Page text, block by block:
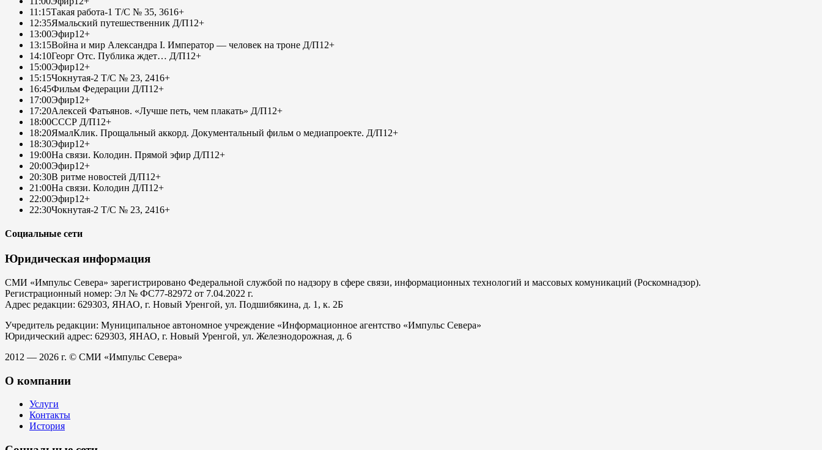
11:15Такая работа-1 Т/С № 35, 3616+
12:35Ямальский путешественник Д/П12+
13:00Эфир12+
13:15Война и мир Александра I. Император — человек на троне Д/П12+
14:10Георг Отс. Публика ждет… Д/П12+
15:00Эфир12+
15:15Чокнутая-2 Т/С № 23, 2416+
16:45Фильм Федерации Д/П12+
17:00Эфир12+
17:20Алексей Фатьянов. «Лучше петь, чем плакать» Д/П12+
18:00СССР Д/П12+
18:20ЯмалКлик. Прощальный аккорд. Документальный фильм о медиапроекте. Д/П12+
18:30Эфир12+
19:00На связи. Колодин. Прямой эфир Д/П12+
20:00Эфир12+
20:30В ритме новостей Д/П12+
21:00На связи. Колодин Д/П12+
22:00Эфир12+
22:30Чокнутая-2 Т/С № 23, 2416+
Социальные сети
Юридическая информация
СМИ «Импульс Севера» зарегистрировано Федеральной службой по надзору в сфере связи, информационных технологий и массовых комуникаций (Роскомнадзор).
Регистрационный номер: Эл № ФС77-82972 от 7.04.2022 г.
Адрес редакции: 629303, ЯНАО, г. Новый Уренгой, ул. Подшибякина, д. 1, к. 2Б
Учредитель редакции: Муниципальное автономное учреждение «Информационное агентство «Импульс Севера»
Юридический адрес: 629303, ЯНАО, г. Новый Уренгой, ул. Железнодорожная, д. 6
2012 — 2026 г. © СМИ «Импульс Севера»
О компании
Услуги
Контакты
История